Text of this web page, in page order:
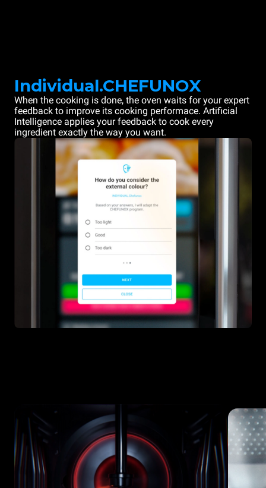
Individual.CHEFUNOX
When the cooking is done, the oven waits for your expert
feedback to improve its cooking performace. Artificial
Intelligence applies your feedback to cook every
ingredient exactly the way you want.